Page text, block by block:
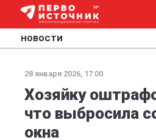
НОВОСТИ
28 января 2026, 17:00
Хозяйку
что выбросила
окна